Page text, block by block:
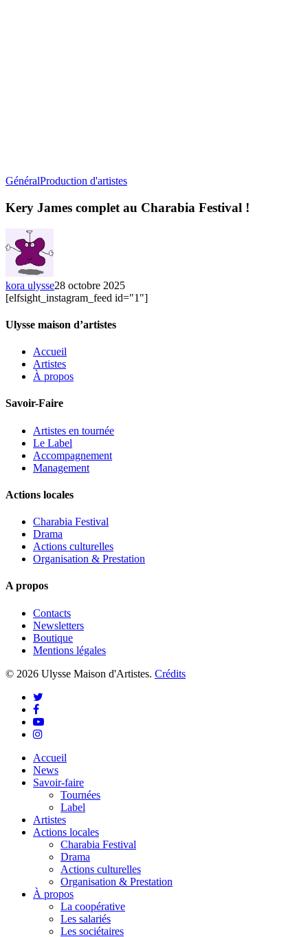
GénéralProduction d'artistesKery
complet
Kery James complet au Charabia Festival !
kora ulysse28 octobre 2025
[elfsight_instagram_feed id="1"]
Ulysse maison d’artistes
Accueil
Artistes
À propos
Savoir-Faire
Artistes en tournée
Le Label
Accompagnement
Management
Actions locales
Charabia Festival
Drama
Actions culturelles
Organisation & Prestation
A propos
Contacts
Newsletters
Boutique
Mentions légales
© 2026 Ulysse Maison d'Artistes. Crédits
twitter
facebook
youtube
instagram
Close
Menu
Accueil
News
Savoir-faire
Tournées
Label
Artistes
Actions locales
Charabia Festival
Drama
Actions culturelles
Organisation & Prestation
À propos
La coopérative
Les salariés
Les sociétaires